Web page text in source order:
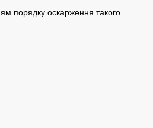
порядку оскарження такого